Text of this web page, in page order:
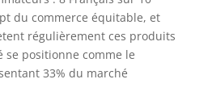
du commerce équitable, et
régulièrement ces produits
se positionne comme le
33% du marché